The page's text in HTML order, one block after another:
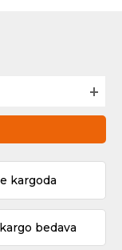
kargoda
bedava